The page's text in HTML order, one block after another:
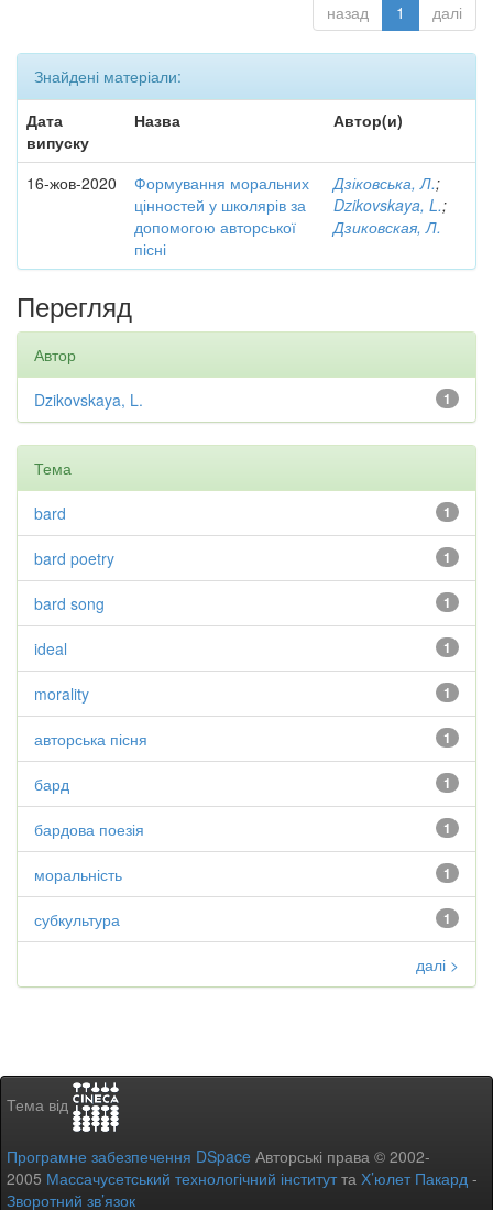
назад 1 далі
Знайдені матеріали:
Дата
випуску
Назва Автор(и)
16-жов-2020
Формування моральних
цінностей у школярів за
допомогою авторської
пісні
Дзіковська, Л.;
Dzikovskaya, L.;
Дзиковская, Л.
Перегляд
Автор
1
Dzikovskaya, L.
Тема
1
bard
1
bard poetry
1
bard song
1
ideal
1
morality
1
авторська пісня
1
бард
1
бардова поезія
1
моральність
1
субкультура
далі >
Тема від
Програмне забезпечення DSpace Авторські права © 2002-
2005 Массачусетський технологічний інститутта Х’юлет Пакард -
Зворотний зв’язок